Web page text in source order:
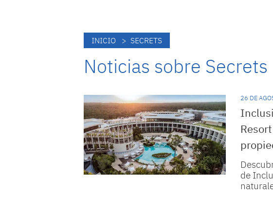
INICIO > SECRETS
Noticias sobre Secrets
26 DE
de